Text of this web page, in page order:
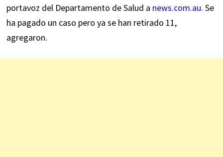
portavoz del Departamento de Salud a news.com.au. Se
ha pagado un caso pero ya se han retirado 11,
agregaron.